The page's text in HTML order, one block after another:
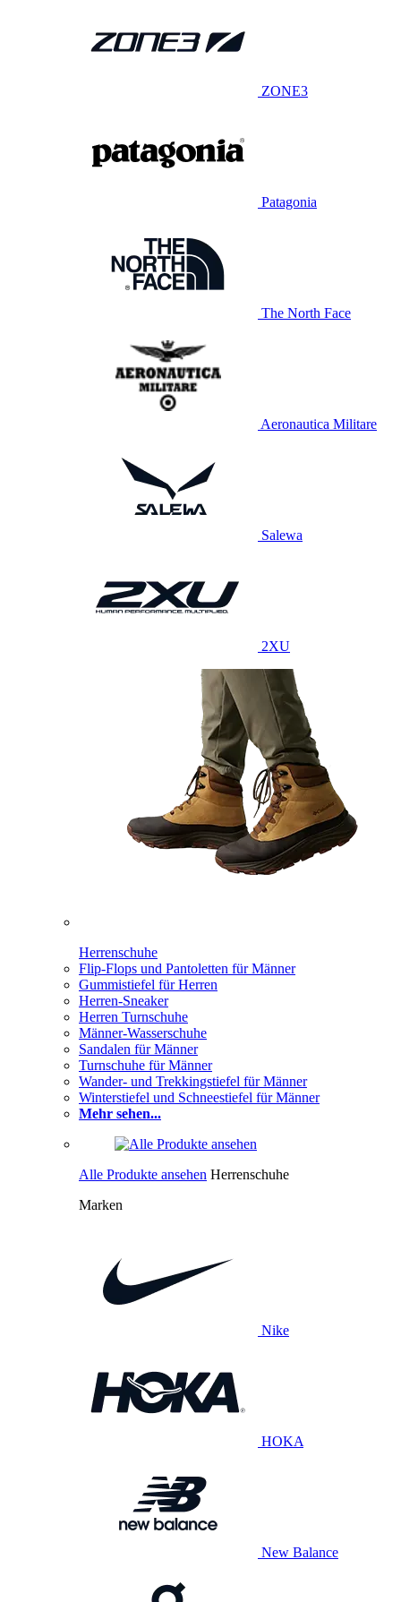
ZONE3
Patagonia
The North Face
Aeronautica Militare
Salewa
2XU
Herrenschuhe
Flip-Flops und Pantoletten für Männer
Gummistiefel für Herren
Herren-Sneaker
Herren Turnschuhe
Männer-Wasserschuhe
Sandalen für Männer
Turnschuhe für Männer
Wander- und Trekkingstiefel für Männer
Winterstiefel und Schneestiefel für Männer
Mehr sehen...
Alle Produkte ansehen Herrenschuhe
Marken
Nike
HOKA
New Balance